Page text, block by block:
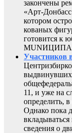
закончены
«Арт-
котором
кованых
готовится к
Участников
выдвинувших
11, и уже на
определить,
Однако пока
сведения о